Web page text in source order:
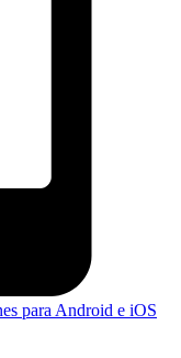
para Android e iOS